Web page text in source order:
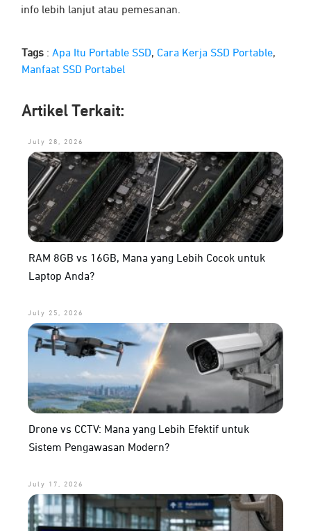
info lebih lanjut atau pemesanan.
Tags : Apa Itu Portable SSD, Cara Kerja SSD Portable,
Manfaat SSD Portabel
Artikel Terkait:
July 28, 2026
RAM 8GB vs 16GB, Mana yang Lebih Cocok untuk
Laptop Anda?
July 25, 2026
Drone vs CCTV: Mana yang Lebih Efektif untuk
Sistem Pengawasan Modern?
July 17, 2026